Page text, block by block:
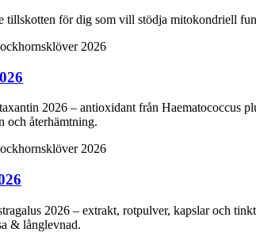
tillskotten för dig som vill stödja mitokondriell
2026 – antioxidant från
och återhämtning.
2026 – extrakt, rotpulver, kapslar och
& långlevnad.